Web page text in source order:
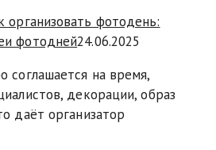
организовать фотодень:
фотодней24.06.2025
соглашается на время,
декорации, образ
даёт организатор